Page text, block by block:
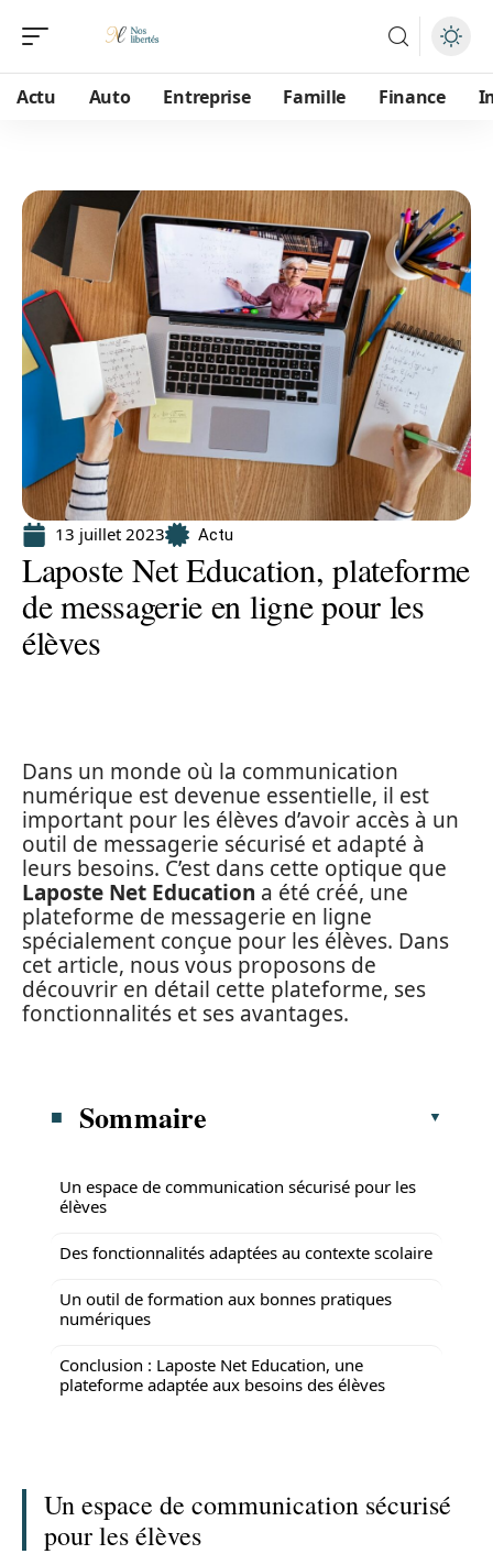
Actu Auto Entreprise Famille Finance
13 juillet 2023 Actu
Laposte Net Education, plateforme
de messagerie en ligne pour les
élèves
Dans un monde où la communication
numérique est devenue essentielle, il est
important pour les élèves d’avoir accès à un
outil de messagerie sécurisé et adapté à
leurs besoins. C’est dans cette optique que
Laposte Net Education a été créé, une
plateforme de messagerie en ligne
spécialement conçue pour les élèves. Dans
cet article, nous vous proposons de
découvrir en détail cette plateforme, ses
fonctionnalités et ses avantages.
Sommaire
Un espace de communication sécurisé pour les
élèves
Des fonctionnalités adaptées au contexte scolaire
Un outil de formation aux bonnes pratiques
numériques
Conclusion : Laposte Net Education, une
plateforme adaptée aux besoins des élèves
Un espace de communication sécurisé
pour les élèves